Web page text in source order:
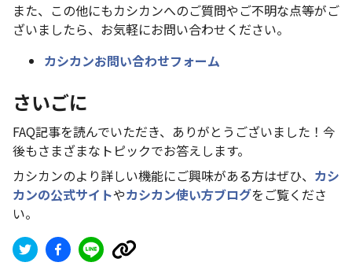
また、この他にもカシカンへのご質問やご不明な点等がご
ざいましたら、お気軽にお問い合わせください。
カシカンお問い合わせフォーム
さいごに
FAQ記事を読んでいただき、ありがとうございました！今
後もさまざまなトピックでお答えします。
カシカンのより詳しい機能にご興味がある方はぜひ、 カシ
カンの公式サイトやカシカン使い方ブログをご覧くださ
い。